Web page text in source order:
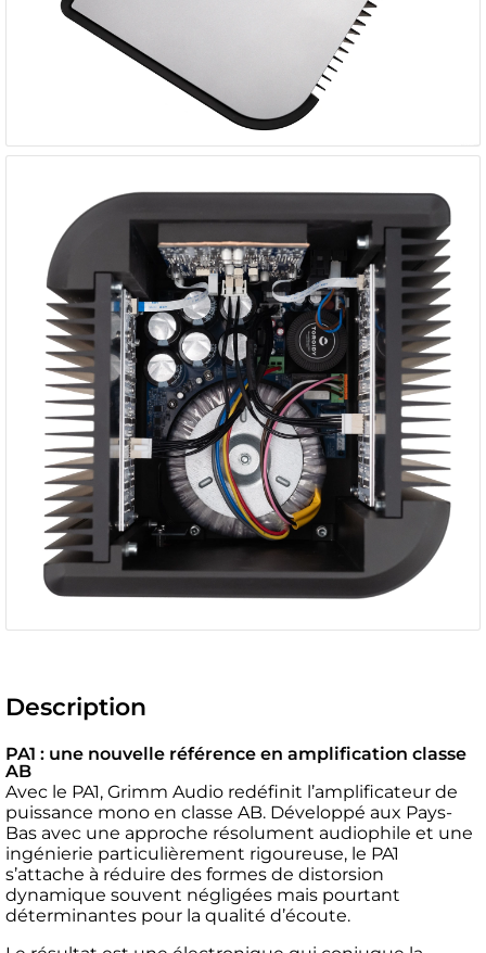
Description
PA1 : une nouvelle référence en amplification classe
AB
Avec le PA1, Grimm Audio redéfinit l’amplificateur de
puissance mono en classe AB. Développé aux Pays-
Bas avec une approche résolument audiophile et une
ingénierie particulièrement rigoureuse, le PA1
s’attache à réduire des formes de distorsion
dynamique souvent négligées mais pourtant
déterminantes pour la qualité d’écoute.